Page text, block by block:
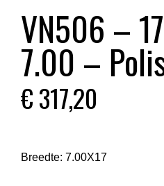
VN506 –
7.00 –
€317,20
Breedte: 7.00X17